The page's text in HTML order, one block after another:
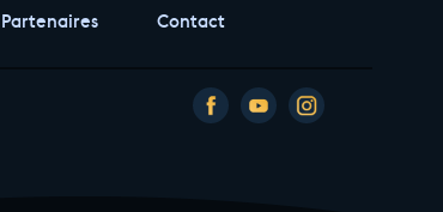
Partenaires Contact